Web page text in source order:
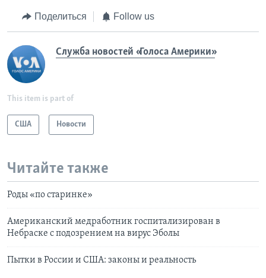
Поделиться Follow us
Служба новостей «Голоса Америки»
This item is part of
США Новости
Читайте также
Роды «по старинке»
Американский медработник госпитализирован в
Небраске с подозрением на вирус Эболы
Пытки в России и США: законы и реальность